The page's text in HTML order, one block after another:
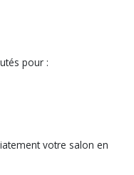
pour :
votre salon en